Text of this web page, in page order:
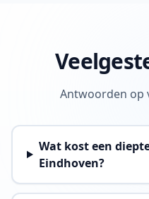
Antwoorden op
Wat kost een
Eindhoven?